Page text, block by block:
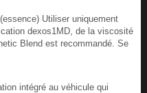
Utiliser uniquement
dexos1MD, de la viscosité
Blend est recommandé. Se
intégré au véhicule qui